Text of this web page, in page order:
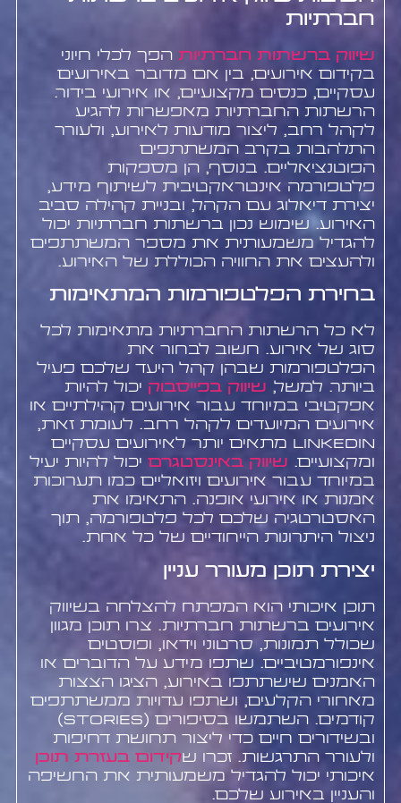
חברתיות
שיווק ברשתות חברתיותהפך לכלי חיוני
בקידום אירועים, בין אם מדובר באירועים
עסקיים, כנסים מקצועיים, או אירועי בידור.
הרשתות החברתיות מאפשרות להגיע
לקהל רחב, ליצור מודעות לאירוע, ולעורר
התלהבות בקרב המשתתפים
הפוטנציאליים. בנוסף, הן מספקות
פלטפורמה אינטראקטיבית לשיתוף מידע,
יצירת דיאלוג עם הקהל, ובניית קהילה סביב
האירוע. שימוש נכון ברשתות חברתיות יכול
להגדיל משמעותית את מספר המשתתפים
ולהעצים את החוויה הכוללת של האירוע.
בחירת הפלטפורמות המתאימות
לא כל הרשתות החברתיות מתאימות לכל
סוג של אירוע. חשוב לבחור את
הפלטפורמות שבהן קהל היעד שלכם פעיל
ביותר. למשל, שיווק בפייסבוק יכול להיות
אפקטיבי במיוחד עבור אירועים קהילתיים או
אירועים המיועדים לקהל רחב. לעומת זאת,
LinkedIn מתאים יותר לאירועים עסקיים
ומקצועיים. שיווק באינסטגרםיכול להיות יעיל
במיוחד עבור אירועים ויזואליים כמו תערוכות
אמנות או אירועי אופנה. התאימו את
האסטרטגיה שלכם לכל פלטפורמה, תוך
ניצול היתרונות הייחודיים של כל אחת.
יצירת תוכן מעורר עניין
תוכן איכותי הוא המפתח להצלחה בשיווק
אירועים ברשתות חברתיות. צרו תוכן מגוון
שכולל תמונות, סרטוני וידאו, ופוסטים
אינפורמטיביים. שתפו מידע על הדוברים או
האמנים שישתתפו באירוע, הציגו הצצות
מאחורי הקלעים, ושתפו עדויות ממשתתפים
קודמים. השתמשו בסיפורים (Stories)
ובשידורים חיים כדי ליצור תחושת דחיפות
ולעורר התרגשות. זכרו שקידום בעזרת תוכן
איכותי יכול להגדיל משמעותית את החשיפה
והעניין באירוע שלכם.